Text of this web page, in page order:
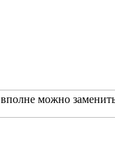
вполне можно